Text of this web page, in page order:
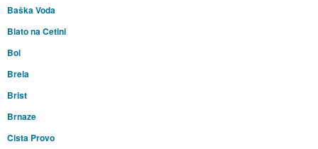
Baška Voda
Blato na Cetini
Bol
Brela
Brist
Brnaze
Cista Provo